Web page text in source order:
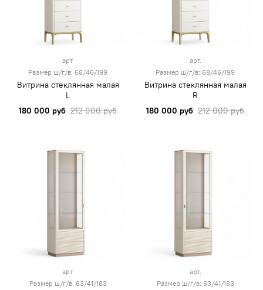
арт.
Размер ш/г/в: 68/46/199
Витрина стеклянная малая
L
180 000 руб 212 000 руб
арт.
Размер ш/г/в: 68/46/199
Витрина стеклянная малая
R
180 000 руб 212 000 руб
арт.
Размер ш/г/в: 63/41/183
арт.
Размер ш/г/в: 63/41/183